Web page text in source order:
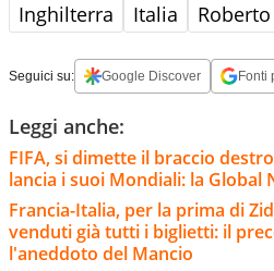
Inghilterra Italia
Seguici su: Google Discover Fonti
Leggi anche:
FIFA, si dimette il braccio
lancia i suoi Mondiali: la Global
Francia-Italia, per la prima di
venduti già tutti i biglietti: il
l'aneddoto del Mancio